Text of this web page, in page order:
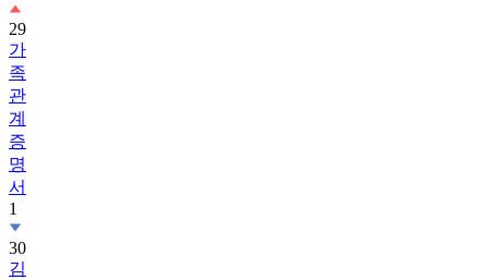
29
가
족
관
계
증
명
서
1
30
김